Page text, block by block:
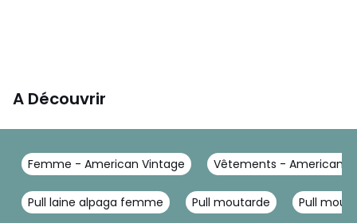
A Découvrir
Femme - American Vintage Vêtements - American
Pull laine alpaga femme Pull moutarde Pull